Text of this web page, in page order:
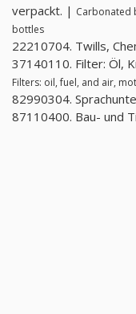
verpackt. | Carbonated
bottles
22210704. Twills,
37140110. Filter: Öl,
Filters: oil, fuel, and air,
82990304.
87110400. Bau- und